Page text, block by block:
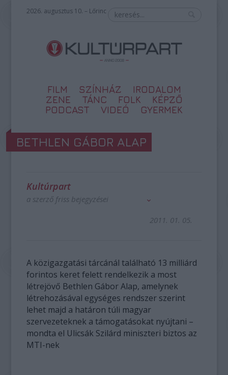
2026. augusztus 10. – Lőrinc
FILM SZÍNHÁZ
IRODALOM
ZENE
TÁNC FOLK
KÉPZŐ
PODCAST
VIDEÓ GYERMEK
BETHLEN GÁBOR ALAP
Kultúrpart
a szerző friss bejegyzései
2011. 01. 05.
A közigazgatási tárcánál található 13 milliárd
forintos keret felett rendelkezik a most
létrejövő Bethlen Gábor Alap, amelynek
létrehozásával egységes rendszer szerint
lehet majd a határon túli magyar
szervezeteknek a támogatásokat nyújtani –
mondta el Ulicsák Szilárd miniszteri biztos az
MTI-nek